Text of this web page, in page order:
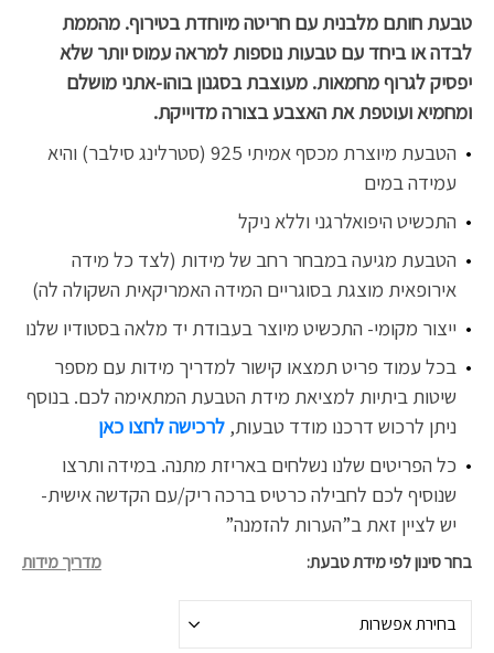
טבעת חותם מלבנית עם חריטה מיוחדת בטירוף. מהממת
לבדה או ביחד עם טבעות נוספות למראה עמוס יותר שלא
יפסיק לגרוף מחמאות. מעוצבת בסגנון בוהו-אתני מושלם
ומחמיא ועוטפת את האצבע בצורה מדוייקת.
הטבעת מיוצרת מכסף אמיתי 925 (סטרלינג סילבר) והיא
עמידה במים
התכשיט היפואלרגני וללא ניקל
הטבעת מגיעה במבחר רחב של מידות (לצד כל מידה
אירופאית מוצגת בסוגריים המידה האמריקאית השקולה לה)
ייצור מקומי- התכשיט מיוצר בעבודת יד מלאה בסטודיו שלנו
בכל עמוד פריט תמצאו קישור למדריך מידות עם מספר
שיטות ביתיות למציאת מידת הטבעת המתאימה לכם. בנוסף
ניתן לרכוש דרכנו מודד טבעות, לרכישה לחצו כאן
כל הפריטים שלנו נשלחים באריזת מתנה. במידה ותרצו
שנוסיף לכם לחבילה כרטיס ברכה ריק/עם הקדשה אישית-
יש לציין זאת ב”הערות להזמנה”
בחר סינון לפי מידת טבעת מדריך מידות
בחירת אפשרות